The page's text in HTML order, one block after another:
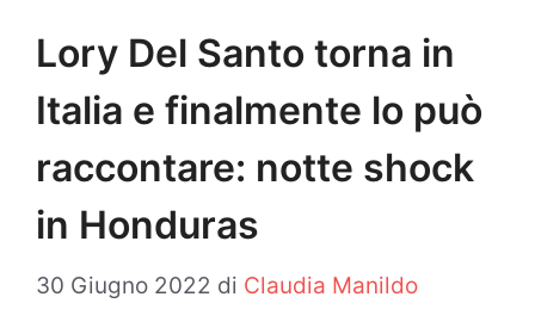
Lory Del Santo torna in
Italia e finalmente lo può
raccontare: notte shock
in Honduras
30 Giugno 2022 di Claudia Manildo